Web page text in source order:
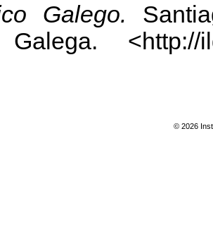
Galego.
<http://
© 2026